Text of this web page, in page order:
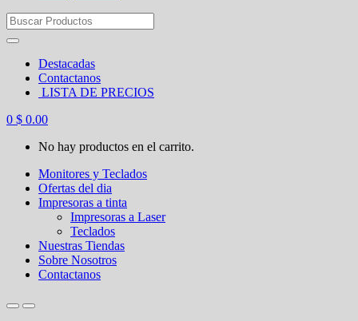
Search
for:
Destacadas
Contactanos
LISTA DE PRECIOS
0 $ 0.00
No hay productos en el carrito.
Monitores y Teclados
Ofertas del dia
Impresoras a tinta
Impresoras a Laser
Teclados
Nuestras Tiendas
Sobre Nosotros
Contactanos